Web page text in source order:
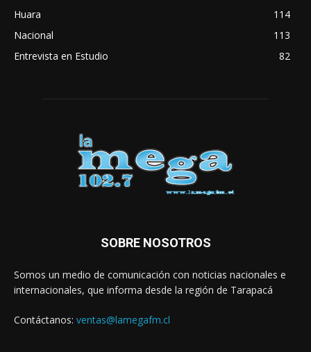
Huara
114
Nacional
113
Entrevista en Estudio
82
SOBRE NOSOTROS
Somos un medio de comunicación con noticias nacionales e
internacionales, que informa desde la región de Tarapacá
Contáctanos: ventas@lamegafm.cl